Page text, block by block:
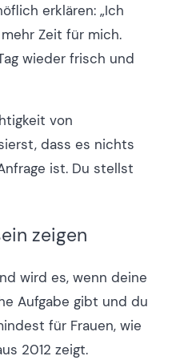
erklären: „Ich
Zeit für mich.
wieder frisch und
von
dass es nichts
ist. Du stellst
zeigen
wird es, wenn deine
Aufgabe gibt und du
für Frauen, wie
2012 zeigt.